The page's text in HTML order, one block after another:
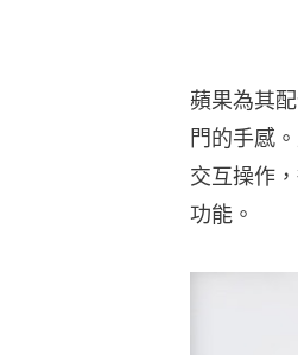
蘋果為其
門的手感
交互操作
功能。